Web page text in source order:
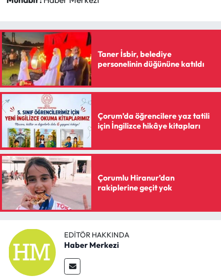
Taner İsbir, belediye
personelinin düğününe katıldı
Çorum’da öğrencilere yaz tatili
için İngilizce hikâye kitapları
Çorumlu Hiranur’dan
rakiplerine geçit yok
EDITÖR HAKKINDA
Haber Merkezi